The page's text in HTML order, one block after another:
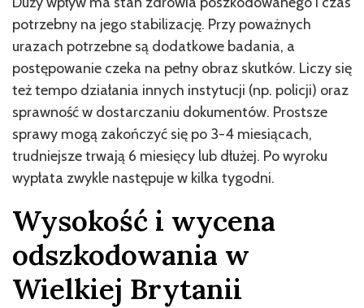
potrzebny na jego stabilizację. Przy poważnych
urazach potrzebne są dodatkowe badania, a
postępowanie czeka na pełny obraz skutków. Liczy się
też tempo działania innych instytucji (np. policji) oraz
sprawność w dostarczaniu dokumentów. Prostsze
sprawy mogą zakończyć się po 3-4 miesiącach,
trudniejsze trwają 6 miesięcy lub dłużej. Po wyroku
wypłata zwykle następuje w kilka tygodni.
Wysokość i wycena
odszkodowania w
Wielkiej Brytanii